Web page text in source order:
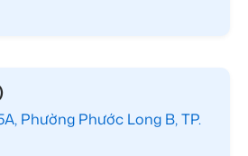
Phường Phước Long B, TP.